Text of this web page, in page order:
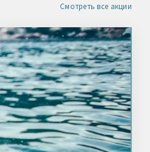
Смотреть все акции